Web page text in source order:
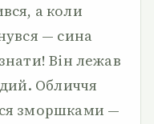
а коли
— сина
Він лежав
Обличчя
зморшками —